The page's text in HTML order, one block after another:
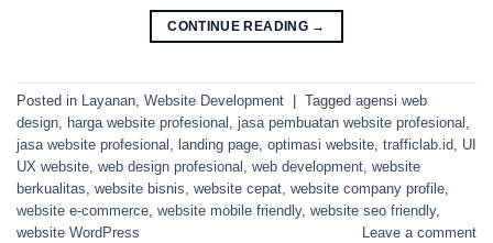
CONTINUE READING →
Posted in Layanan, Website Development Tagged agensi web
design, harga website profesional , jasa pembuatan website profesional ,
jasa website profesional , landing page, optimasi website, trafficlab.id, UI
UX website, web design profesional , web development, website
berkualitas, website bisnis, website cepat, website company profile,
website e-commerce, website mobile friendly, website seo friendly,
website WordPress
Leave a comment